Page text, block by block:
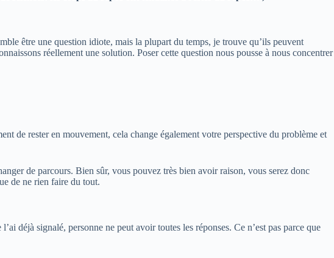
être une question idiote, mais la plupart du temps, je trouve qu’ils peuvent
réellement une solution. Poser cette question nous pousse à nous concentrer
rester en mouvement, cela change également votre perspective du problème et
de parcours. Bien sûr, vous pouvez très bien avoir raison, vous serez donc
de ne rien faire du tout.
déjà signalé, personne ne peut avoir toutes les réponses. Ce n’est pas parce que